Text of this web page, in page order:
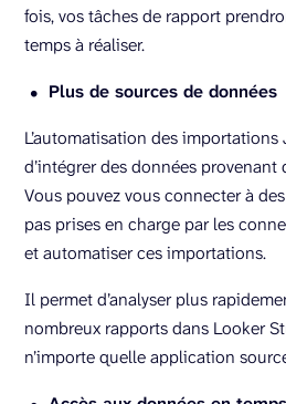
fois, vos tâches de rapport
temps à réaliser.
Plus de sources de données
L’automatisation des importations
d’intégrer des données provenant
Vous pouvez vous connecter à
pas prises en charge par les
et automatiser ces importations.
Il permet d’analyser plus
nombreux rapports dans Looker
n’importe quelle application